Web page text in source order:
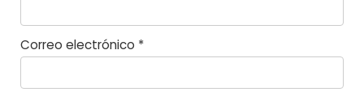
Correo electrónico *